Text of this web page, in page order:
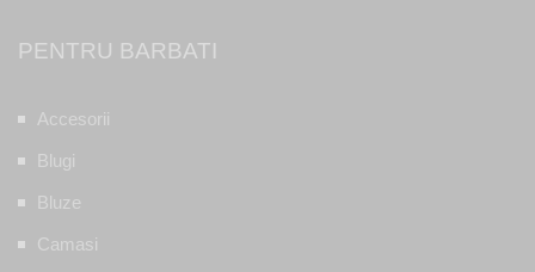
PENTRU BARBATI
Accesorii
Blugi
Bluze
Camasi